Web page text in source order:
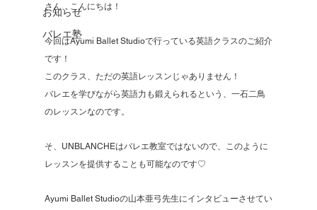
お知らせ
バレエ塾
さん、こんにちは！
今回はAyumi Ballet Studioで行っている英語クラスのご紹介
です！
このクラス、ただの英語レッスンじゃありません！
バレエを学びながら英語力も鍛えられるという、一石二鳥
のレッスンなのです。
そ、UNBLANCHEはバレエ教室ではないので、このように
レッスンを提供することも可能なのです♡
Ayumi Ballet Studioの山本亜弓先生にインタビューさせてい